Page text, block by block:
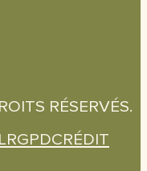
RÉSERVÉS.
RGPDCRÉDIT